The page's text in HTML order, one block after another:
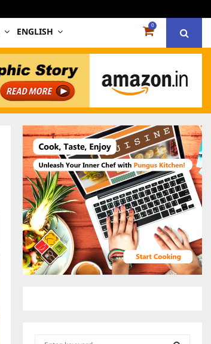
ENGLISH
0